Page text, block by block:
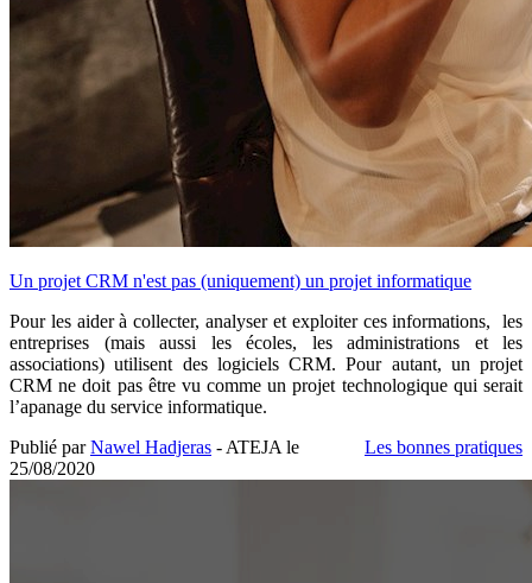
Un projet CRM n'est pas (uniquement) un projet informatique
Pour les aider à collecter, analyser et exploiter ces informations, les
entreprises (mais aussi les écoles, les administrations et les
associations) utilisent des logiciels CRM. Pour autant, un projet
CRM ne doit pas être vu comme un projet technologique qui serait
l’apanage du service informatique.
Les bonnes pratiques
Publié parNawel Hadjeras - ATEJA le
25/08/2020